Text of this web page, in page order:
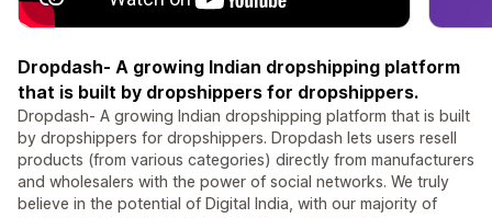
Dropdash- A growing Indian dropshipping platform
that is built by dropshippers for dropshippers.
Dropdash- A growing Indian dropshipping platform that is built
by dropshippers for dropshippers. Dropdash lets users resell
products (from various categories) directly from manufacturers
and wholesalers with the power of social networks. We truly
believe in the potential of Digital India, with our majority of